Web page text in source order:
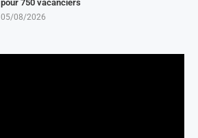
pour 750 vacanciers
05/08/2026